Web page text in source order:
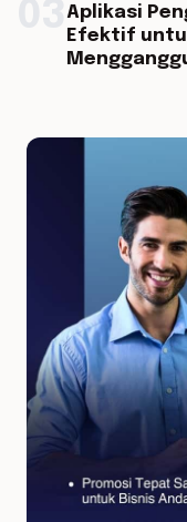
Aplikasi
Efektif